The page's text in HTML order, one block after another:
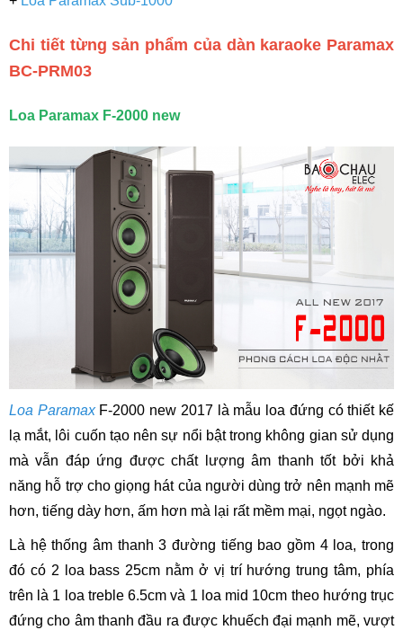
Chi tiết từng sản phẩm của dàn karaoke Paramax
BC-PRM03
Loa Paramax F-2000 new
Loa ParamaxF-2000 new 2017 là mẫu loa đứng có thiết kế
lạ mắt, lôi cuốn tạo nên sự nổi bật trong không gian sử dụng
mà vẫn đáp ứng được chất lượng âm thanh tốt bởi khả
năng hỗ trợ cho giọng hát của người dùng trở nên mạnh mẽ
hơn, tiếng dày hơn, ấm hơn mà lại rất mềm mại, ngọt ngào.
Là hệ thống âm thanh 3 đường tiếng bao gồm 4 loa, trong
đó có 2 loa bass 25cm nằm ở vị trí hướng trung tâm, phía
trên là 1 loa treble 6.5cm và 1 loa mid 10cm theo hướng trục
đứng cho âm thanh đầu ra được khuếch đại mạnh mẽ, vượt